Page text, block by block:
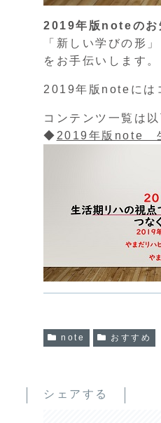
2019年版noteのお
「新しい学びの形
をお手伝いします。
2019年版noteには
コンテンツ一覧は
◆ 2019年版note
note おすすめ
シェアする